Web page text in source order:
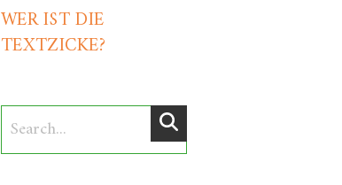
WER IST DIE
TEXTZICKE?